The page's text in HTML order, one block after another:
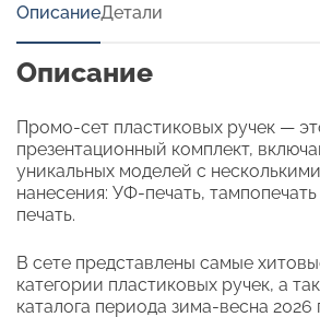
ОписаниеДетали
Описание
Промо-сет пластиковых ручек —
презентационный комплект,
уникальных моделей с
нанесения: УФ-печать,
печать.
В сете представлены самые
категории пластиковых ручек, а
каталога периода зима-весна 2026